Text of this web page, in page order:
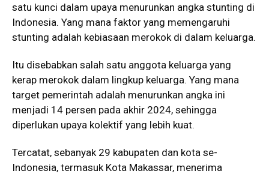
satu kunci dalam upaya menurunkan angka stunting di
Indonesia. Yang mana faktor yang memengaruhi
stunting adalah kebiasaan merokok di dalam keluarga.
Itu disebabkan salah satu anggota keluarga yang
kerap merokok dalam lingkup keluarga. Yang mana
target pemerintah adalah menurunkan angka ini
menjadi 14 persen pada akhir 2024, sehingga
diperlukan upaya kolektif yang lebih kuat.
Tercatat, sebanyak 29 kabupaten dan kota se-
Indonesia, termasuk Kota Makassar, menerima